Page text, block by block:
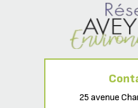
25 avenue